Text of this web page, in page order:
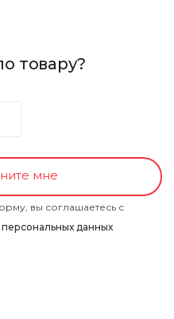
товару?
мне
вы соглашаетесь с
данных